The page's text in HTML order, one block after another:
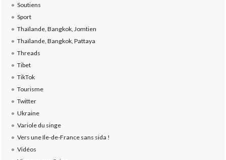
Soutiens
Sport
Thaïlande, Bangkok, Jomtien
Thaïlande, Bangkok, Pattaya
Threads
Tibet
TikTok
Tourisme
Twitter
Ukraine
Variole du singe
Vers une Ile-de-France sans sida !
Vidéos